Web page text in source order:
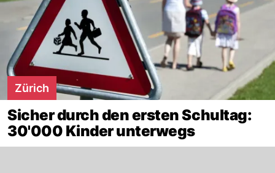
Zürich
Sicher durch den ersten Schultag:
30'000 Kinder unterwegs